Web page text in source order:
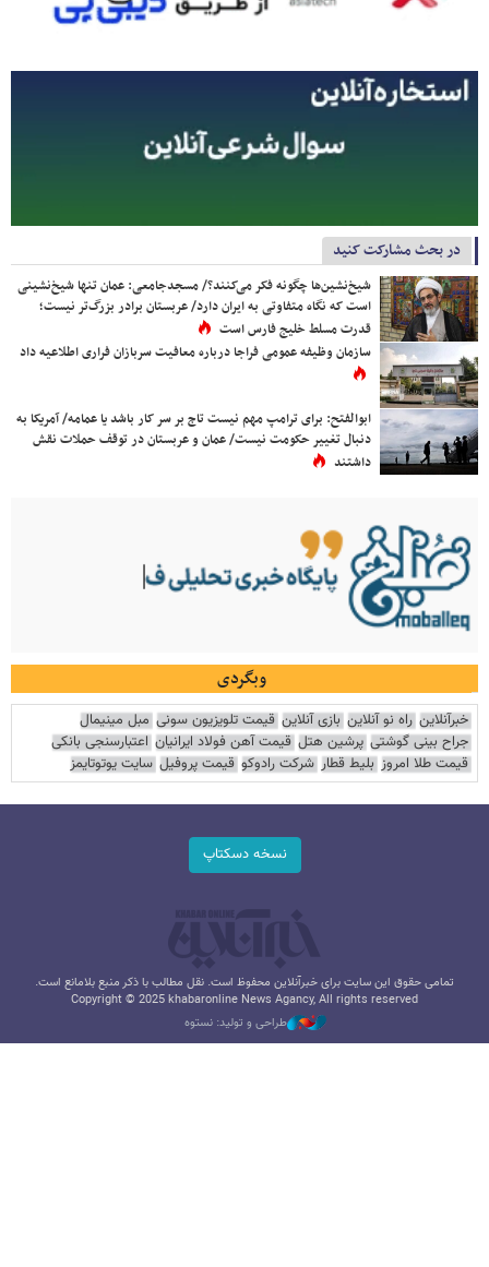
در بحث مشارکت کنید
شیخ‌نشین‌ها چگونه فکر می‌کنند؟/ مسجدجامعی: عمان تنها شیخ‌نشینی
است که نگاه متفاوتی به ایران دارد/ عربستان برادر بزرگ‌تر نیست؛
قدرت مسلط خلیج فارس است
سازمان وظیفه عمومی فراجا درباره معافیت سربازان فراری اطلاعیه داد
ابوالفتح: برای ترامپ مهم نیست تاج بر سر کار باشد یا عمامه/ آمریکا به
دنبال تغییر حکومت نیست/ عمان و عربستان در توقف حملات نقش
داشتند
وبگردی
خبرآنلاین راه نو آنلاین بازی آنلاین قیمت تلویزیون سونی مبل مینیمال
جراح بینی گوشتی پرشین هتل قیمت آهن فولاد ایرانیان اعتبارسنجی بانکی
قیمت طلا امروز بلیط قطار شرکت رادوکو قیمت پروفیل سایت یوتوتایمز
نسخه دسکتاپ
تمامی حقوق این سایت برای خبرآنلاین محفوظ است. نقل مطالب با ذکر منبع بلامانع است.
Copyright © 2025 khabaronline News Agancy, All rights reserved
طراحی و تولید: نستوه